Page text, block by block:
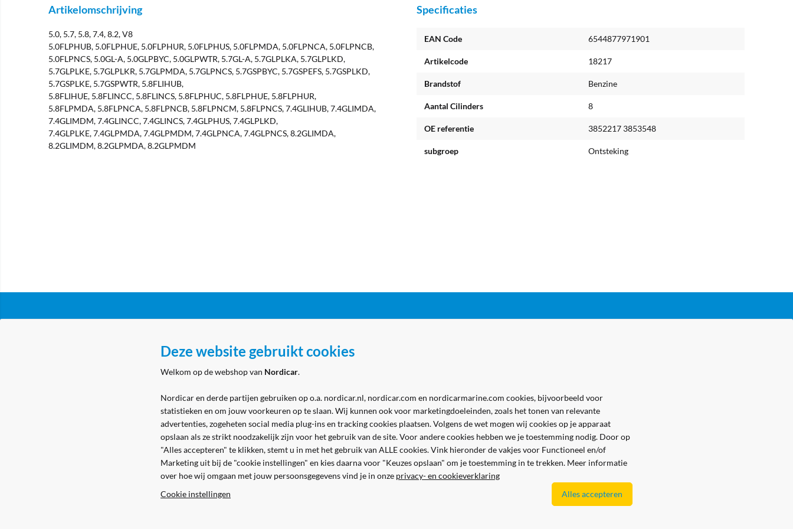
Artikelomschrijving
5.0, 5.7, 5.8, 7.4, 8.2, V8
5.0FLPHUB, 5.0FLPHUE, 5.0FLPHUR, 5.0FLPHUS, 5.0FLPMDA, 5.0FLPNCA, 5.0FLPNCB,
5.0FLPNCS, 5.0GL-A, 5.0GLPBYC, 5.0GLPWTR, 5.7GL-A, 5.7GLPLKA, 5.7GLPLKD,
5.7GLPLKE, 5.7GLPLKR, 5.7GLPMDA, 5.7GLPNCS, 5.7GSPBYC, 5.7GSPEFS, 5.7GSPLKD,
5.7GSPLKE, 5.7GSPWTR, 5.8FLIHUB,
5.8FLIHUE, 5.8FLINCC, 5.8FLINCS, 5.8FLPHUC, 5.8FLPHUE, 5.8FLPHUR,
5.8FLPMDA, 5.8FLPNCA, 5.8FLPNCB, 5.8FLPNCM, 5.8FLPNCS, 7.4GLIHUB, 7.4GLIMDA,
7.4GLIMDM, 7.4GLINCC, 7.4GLINCS, 7.4GLPHUS, 7.4GLPLKD,
7.4GLPLKE, 7.4GLPMDA, 7.4GLPMDM, 7.4GLPNCA, 7.4GLPNCS, 8.2GLIMDA,
8.2GLIMDM, 8.2GLPMDA, 8.2GLPMDM
Specificaties
EAN Code 6544877971901
Artikelcode 18217
Brandstof Benzine
Aantal Cilinders 8
OE referentie 3852217 3853548
subgroep Ontsteking
Locatie & contact
Volg ons
Deze website gebruikt cookies
Welkom op de webshop van Nordicar.
Nordicar en derde partijen gebruiken op o.a. nordicar.nl, nordicar.com en nordicarmarine.com cookies, bijvoorbeeld voor
statistieken en om jouw voorkeuren op te slaan. Wij kunnen ook voor marketingdoeleinden, zoals het tonen van relevante
advertenties, zogeheten social media plug-ins en tracking cookies plaatsen. Volgens de wet mogen wij cookies op je apparaat
opslaan als ze strikt noodzakelijk zijn voor het gebruik van de site. Voor andere cookies hebben we je toestemming nodig. Door op
"Alles accepteren" te klikken, stemt u in met het gebruik van ALLE cookies. Vink hieronder de vakjes voor Functioneel en/of
Marketing uit bij de "cookie instellingen" en kies daarna voor "Keuzes opslaan" om je toestemming in te trekken. Meer informatie
over hoe wij omgaan met jouw persoonsgegevens vind je in onze privacy- en cookieverklaring
Cookie instellingen
Alles accepteren